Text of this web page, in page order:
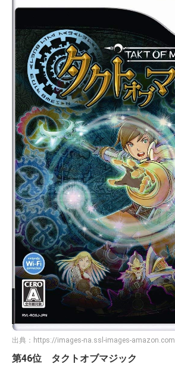
出典： https://images-na.ssl-images-amazon.com
第46位 タクトオブマジック